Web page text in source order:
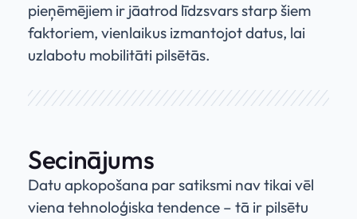
pieņēmējiem ir jāatrod līdzsvars starp šiem
faktoriem, vienlaikus izmantojot datus, lai
uzlabotu mobilitāti pilsētās.
Secinājums
Datu apkopošana par satiksmi nav tikai vēl
viena tehnoloģiska tendence – tā ir pilsētu